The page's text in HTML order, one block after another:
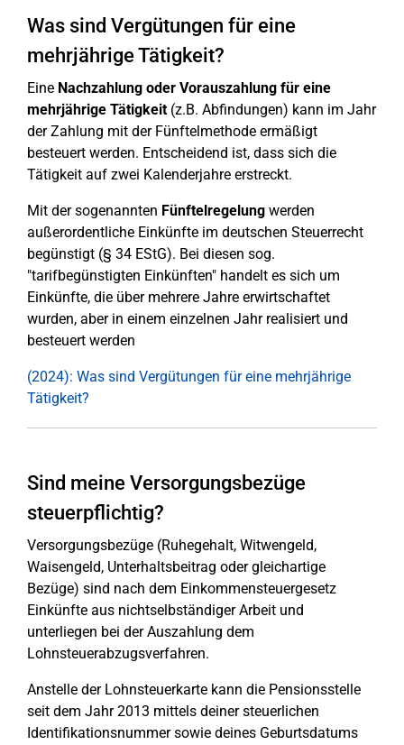
Was sind Vergütungen für eine
mehrjährige Tätigkeit?
Eine Nachzahlung oder Vorauszahlung für eine
mehrjährige Tätigkeit(z.B. Abfindungen) kann im Jahr
der Zahlung mit der Fünftelmethode ermäßigt
besteuert werden. Entscheidend ist, dass sich die
Tätigkeit auf zwei Kalenderjahre erstreckt.
Mit der sogenannten Fünftelregelung werden
außerordentliche Einkünfte im deutschen Steuerrecht
begünstigt (§ 34 EStG). Bei diesen sog.
"tarifbegünstigten Einkünften" handelt es sich um
Einkünfte, die über mehrere Jahre erwirtschaftet
wurden, aber in einem einzelnen Jahr realisiert und
besteuert werden
(2024): Was sind Vergütungen für eine mehrjährige
Tätigkeit?
Sind meine Versorgungsbezüge
steuerpflichtig?
Versorgungsbezüge (Ruhegehalt, Witwengeld,
Waisengeld, Unterhaltsbeitrag oder gleichartige
Bezüge) sind nach dem Einkommensteuergesetz
Einkünfte aus nichtselbständiger Arbeit und
unterliegen bei der Auszahlung dem
Lohnsteuerabzugsverfahren.
Anstelle der Lohnsteuerkarte kann die Pensionsstelle
seit dem Jahr 2013 mittels deiner steuerlichen
Identifikationsnummer sowie deines Geburtsdatums